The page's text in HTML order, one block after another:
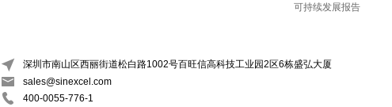
可持续发展报告
深圳市南山区西丽街道松白路1002号百旺信高科技工业园2区6栋盛弘大厦
sales@sinexcel.com
400-0055-776-1